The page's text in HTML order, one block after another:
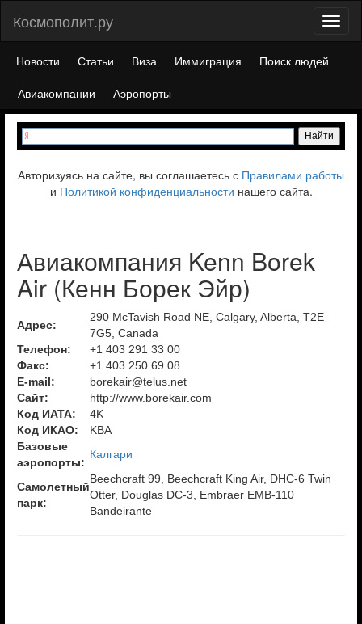
Космополит.ру
Новости Статьи Виза Иммиграция
Поиск людей
Авиакомпании
Аэропорты
Авторизуясь на сайте, вы соглашаетесь с Правилами работы
и Политикой конфиденциальности нашего сайта.
Авиакомпания Kenn Borek
Air (Кенн Борек Эйр)
Адрес:
290 McTavish Road NE, Calgary, Alberta, T2E
7G5, Canada
Телефон:
+1 403 291 33 00
Факс:
+1 403 250 69 08
E-mail:
borekair@telus.net
Сайт:
http://www.borekair.com
Код ИАТА:
4K
Код ИКАО:
KBA
Базовые
аэропорты:
Калгари
Самолетный
парк:
Beechcraft 99, Beechcraft King Air, DHC-6 Twin
Otter, Douglas DC-3, Embraer EMB-110
Bandeirante